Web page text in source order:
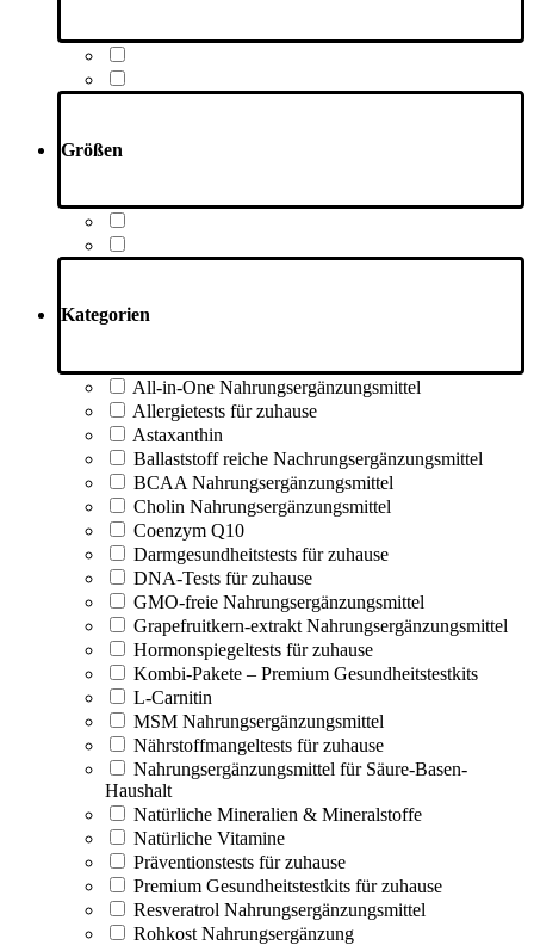
Größen
Kategorien
All-in-One Nahrungsergänzungsmittel
Allergietests für zuhause
Astaxanthin
Ballaststoff reiche Nachrungsergänzungsmittel
BCAA Nahrungsergänzungsmittel
Cholin Nahrungsergänzungsmittel
Coenzym Q10
Darmgesundheitstests für zuhause
DNA-Tests für zuhause
GMO-freie Nahrungsergänzungsmittel
Grapefruitkern-extrakt Nahrungsergänzungsmittel
Hormonspiegeltests für zuhause
Kombi-Pakete – Premium Gesundheitstestkits
L-Carnitin
MSM Nahrungsergänzungsmittel
Nährstoffmangeltests für zuhause
Nahrungsergänzungsmittel für Säure-Basen-
Haushalt
Natürliche Mineralien & Mineralstoffe
Natürliche Vitamine
Präventionstests für zuhause
Premium Gesundheitstestkits für zuhause
Resveratrol Nahrungsergänzungsmittel
Rohkost Nahrungsergänzung